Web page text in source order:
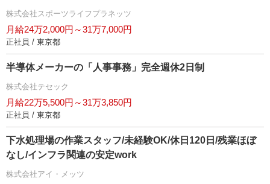
株式会社スポーツライフプラネッツ
月給24万2,000円～31万7,000円
正社員 / 東京都
半導体メーカーの「人事事務」完全週休2日制
株式会社テセック
月給22万5,500円～31万3,850円
正社員 / 東京都
下水処理場の作業スタッフ/未経験OK/休日120日/残業ほぼ
なし/インフラ関連の安定work
株式会社アイ・メッツ